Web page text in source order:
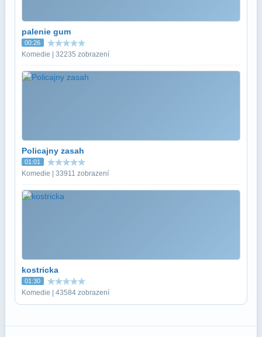
palenie gum
00:26
Komedie | 32235 zobrazení
Policajny zasah
01:01
Komedie | 33911 zobrazení
kostricka
01:30
Komedie | 43584 zobrazení